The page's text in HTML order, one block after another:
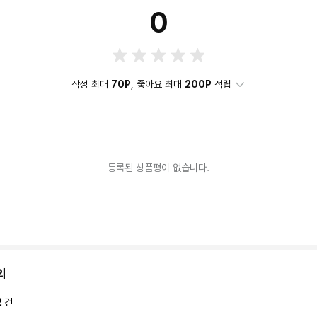
0
작성 최대 70P , 좋아요 최대 200P 적립
등록된 상품평이 없습니다.
건